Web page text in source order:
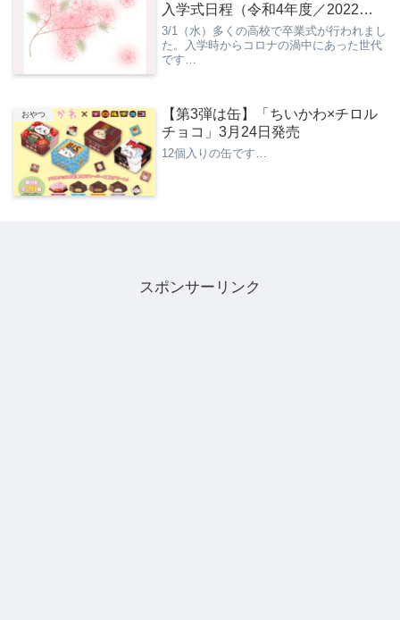
入学式日程（令和4年度／2022年
度）
3/1（水）多くの高校で卒業式が行われまし
た。入学時からコロナの渦中にあった世代
です…
おやつ
【第3弾は缶】「ちいかわ×チロル
チョコ」3月24日発売
12個入りの缶です…
スポンサーリンク